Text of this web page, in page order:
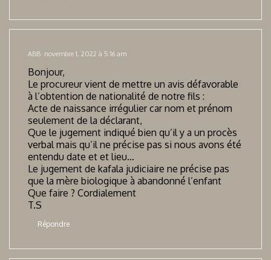
ABB novembre 1, 2022 à 5:16 am
Bonjour,
Le procureur vient de mettre un avis défavorable
à l’obtention de nationalité de notre fils :
Acte de naissance irrégulier car nom et prénom
seulement de la déclarant,
Que le jugement indiqué bien qu’il y a un procès
verbal mais qu’il ne précise pas si nous avons été
entendu date et et lieu…
Le jugement de kafala judiciaire ne précise pas
que la mère biologique à abandonné l’enfant
Que faire ? Cordialement
T.S
Répondre